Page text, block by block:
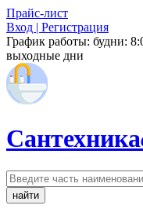
Прайс-лист
Вход | Регистрация
График работы: будни:
выходные дни
Сантехника
найти